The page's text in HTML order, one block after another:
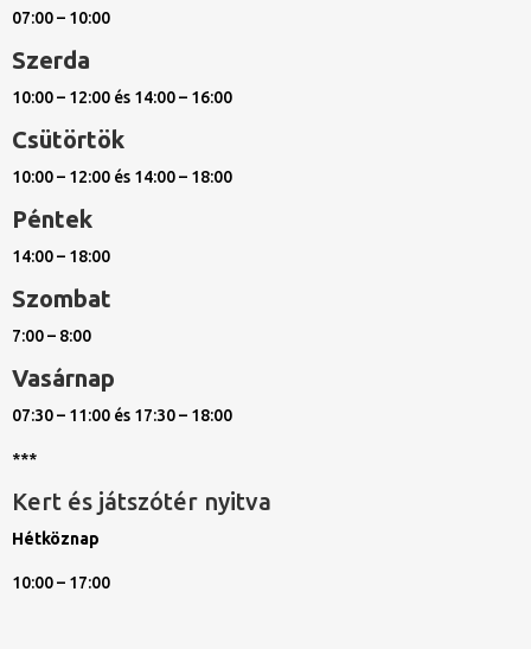
07:00 – 10:00
Szerda
10:00 – 12:00 és 14:00 – 16:00
Csütörtök
10:00 – 12:00 és 14:00 – 18:00
Péntek
14:00 – 18:00
Szombat
7:00 – 8:00
Vasárnap
07:30 – 11:00 és 17:30 – 18:00
***
Kert és játszótér nyitva
Hétköznap
10:00 – 17:00